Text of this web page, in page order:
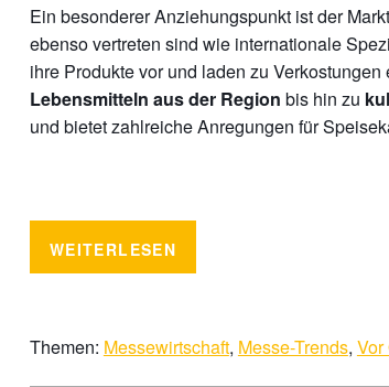
Ein besonderer Anziehungspunkt ist der
ebenso vertreten sind wie internationale
ihre Produkte vor und laden zu
Lebensmitteln aus der Region bis hin zu
und bietet zahlreiche Anregungen für
WEITERLESEN
Themen: Messewirtschaft, Messe-Trends, Vor